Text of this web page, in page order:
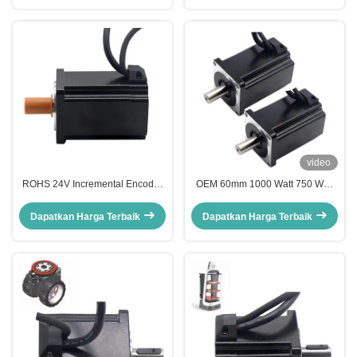
ROHS 24V Incremental Encoder
Dapatkan Harga Terbaik
video
OEM 60mm 1000 Watt 750 Watt
Dapatkan Harga Terbaik